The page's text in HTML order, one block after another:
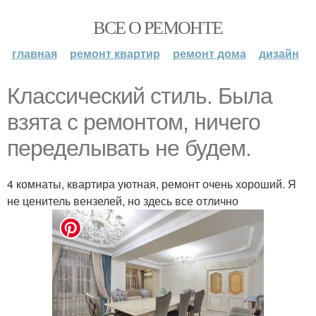
ВСЕ О РЕМОНТЕ
главная ремонт квартир ремонт дома дизайн
Классический стиль. Была
взята с ремонтом, ничего
переделывать не будем.
4 комнаты, квартира уютная, ремонт очень хороший. Я
не ценитель вензелей, но здесь все отлично